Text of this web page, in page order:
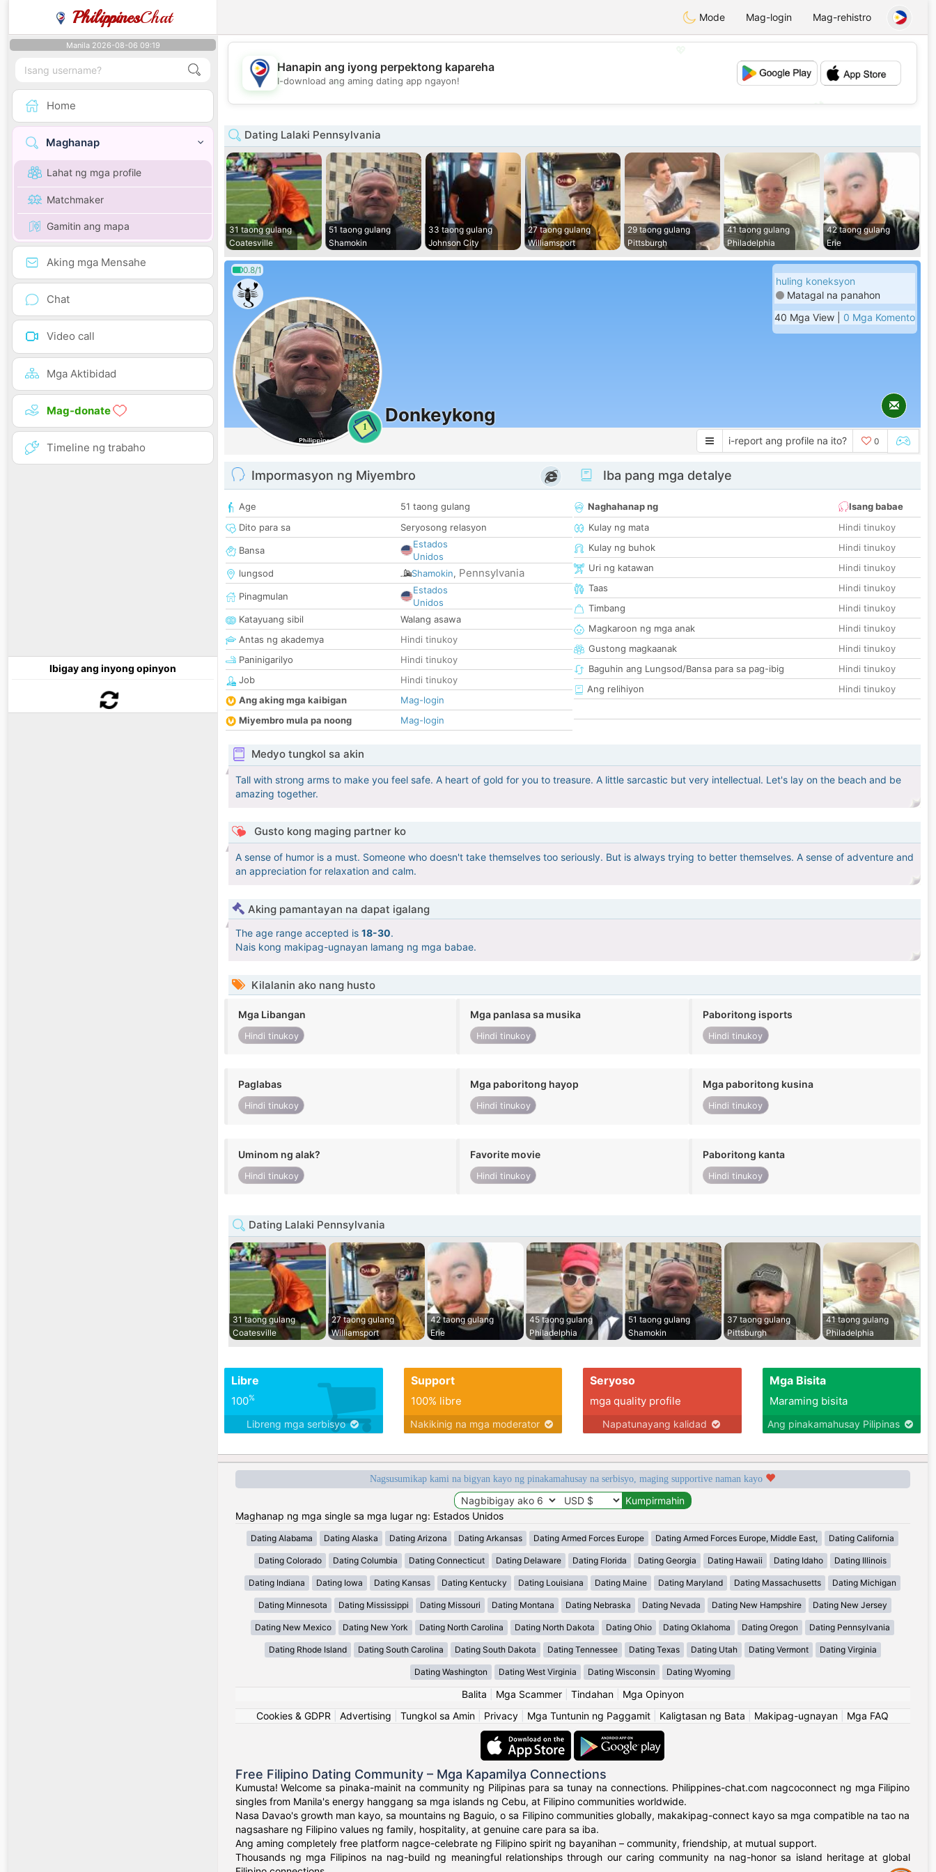
PhilippinesChat Mode Mag-login Mag-rehistro
Manila 2026-08-06 09:19
Home
Maghanap
Lahat ng mga profile
Matchmaker
Gamitin ang mapa
Aking mga Mensahe
Chat
Video call
Mga Aktibidad
Mag-donate
Timeline ng trabaho
Ibigay ang inyong opinyon
💖
💕
Hanapin ang iyong perpektong kapareha
I-download ang aming dating app ngayon!
Dating Lalaki Pennsylvania
31 taong gulang
Coatesville
51 taong gulang
Shamokin
33 taong gulang
Johnson City
27 taong gulang
Williamsport
29 taong gulang
Pittsburgh
41 taong gulang
Philadelphia
42 taong gulang
Erie
0.8/1
1
Donkeykong
huling koneksyon
Matagal na panahon
40 Mga View | 0 Mga Komento
i-report ang profile na ito? 0
Impormasyon ng Miyembro
Age
51 taong gulang
Dito para sa
Seryosong relasyon
Bansa
Estados
Unidos
lungsod
Shamokin, Pennsylvania
Pinagmulan
Estados
Unidos
Katayuang sibil
Walang asawa
Antas ng akademya
Hindi tinukoy
Paninigarilyo
Hindi tinukoy
Job
Hindi tinukoy
Ang aking mga kaibigan
Mag-login
Miyembro mula pa noong
Mag-login
Iba pang mga detalye
Naghahanap ng
Isang babae
Kulay ng mata
Hindi tinukoy
Kulay ng buhok
Hindi tinukoy
Uri ng katawan
Hindi tinukoy
Taas
Hindi tinukoy
Timbang
Hindi tinukoy
Magkaroon ng mga anak
Hindi tinukoy
Gustong magkaanak
Hindi tinukoy
Baguhin ang Lungsod/Bansa para sa pag-ibig
Hindi tinukoy
Ang relihiyon
Hindi tinukoy
Medyo tungkol sa akin
Tall with strong arms to make you feel safe. A heart of gold for you to treasure. A little sarcastic but very intellectual. Let's lay on the beach and be
amazing together.
Gusto kong maging partner ko
A sense of humor is a must. Someone who doesn't take themselves too seriously. But is always trying to better themselves. A sense of adventure and
an appreciation for relaxation and calm.
Aking pamantayan na dapat igalang
The age range accepted is 18-30.
Nais kong makipag-ugnayan lamang ng mga babae.
Kilalanin ako nang husto
Mga Libangan
Hindi tinukoy
Mga panlasa sa musika
Hindi tinukoy
Paboritong isports
Hindi tinukoy
Paglabas
Hindi tinukoy
Mga paboritong hayop
Hindi tinukoy
Mga paboritong kusina
Hindi tinukoy
Uminom ng alak?
Hindi tinukoy
Favorite movie
Hindi tinukoy
Paboritong kanta
Hindi tinukoy
Dating Lalaki Pennsylvania
31 taong gulang
Coatesville
27 taong gulang
Williamsport
42 taong gulang
Erie
45 taong gulang
Philadelphia
51 taong gulang
Shamokin
37 taong gulang
Pittsburgh
41 taong gulang
Philadelphia
Libre
100%
Libreng mga serbisyo
Support
100% libre
Nakikinig na mga moderator
Seryoso
mga quality profile
Napatunayang kalidad
Mga Bisita
Maraming bisita
Ang pinakamahusay Pilipinas
Nagsusumikap kami na bigyan kayo ng pinakamahusay na serbisyo, maging supportive naman kayo
Maghanap ng mga single sa mga lugar ng: Estados Unidos
Dating Alabama Dating Alaska Dating Arizona Dating Arkansas Dating Armed Forces Europe Dating Armed Forces Europe, Middle East, Dating California
Dating Colorado Dating Columbia Dating Connecticut Dating Delaware Dating Florida Dating Georgia Dating Hawaii Dating Idaho Dating Illinois
Dating Indiana Dating Iowa Dating Kansas Dating Kentucky Dating Louisiana Dating Maine Dating Maryland Dating Massachusetts Dating Michigan
Dating Minnesota Dating Mississippi Dating Missouri Dating Montana Dating Nebraska Dating Nevada Dating New Hampshire Dating New Jersey
Dating New Mexico Dating New York Dating North Carolina Dating North Dakota Dating Ohio Dating Oklahoma Dating Oregon Dating Pennsylvania
Dating Rhode Island Dating South Carolina Dating South Dakota Dating Tennessee Dating Texas Dating Utah Dating Vermont Dating Virginia
Dating Washington Dating West Virginia Dating Wisconsin Dating Wyoming
Balita Mga Scammer| Tindahan| Mga Opinyon
Cookies & GDPR
Advertising Tungkol sa Amin Privacy Mga Tuntunin ng Paggamit Kaligtasan ng Bata Makipag-ugnayan Mga FAQ
Free Filipino Dating Community – Mga Kapamilya Connections
Kumusta! Welcome sa pinaka-mainit na community ng Pilipinas para sa tunay na connections. Philippines-chat.com nagcoconnect ng mga Filipino
singles from Manila's energy hanggang sa mga islands ng Cebu, at Filipino communities worldwide.
Nasa Davao's growth man kayo, sa mountains ng Baguio, o sa Filipino communities globally, makakipag-connect kayo sa mga compatible na tao na
nagsashare ng Filipino values ng family, hospitality, at genuine care para sa iba.
Ang aming completely free platform nagce-celebrate ng Filipino spirit ng bayanihan – community, friendship, at mutual support.
Thousands ng mga Filipinos na nag-build ng meaningful relationships through our caring community na nag-honor sa island heritage at global